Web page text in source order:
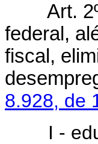
Art.
federal,
fiscal,
8.928, de
I -